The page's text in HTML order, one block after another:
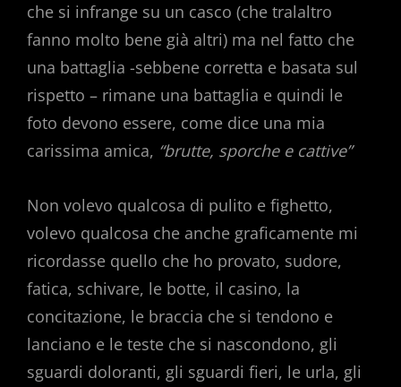
che si infrange su un casco (che tralaltro
fanno molto bene già altri) ma nel fatto che
una battaglia -sebbene corretta e basata sul
rispetto – rimane una battaglia e quindi le
foto devono essere, come dice una mia
carissima amica, “brutte, sporche e cattive”
Non volevo qualcosa di pulito e fighetto,
volevo qualcosa che anche graficamente mi
ricordasse quello che ho provato, sudore,
fatica, schivare, le botte, il casino, la
concitazione, le braccia che si tendono e
lanciano e le teste che si nascondono, gli
sguardi doloranti, gli sguardi fieri, le urla, gli